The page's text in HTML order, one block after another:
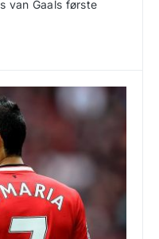
van Gaals første